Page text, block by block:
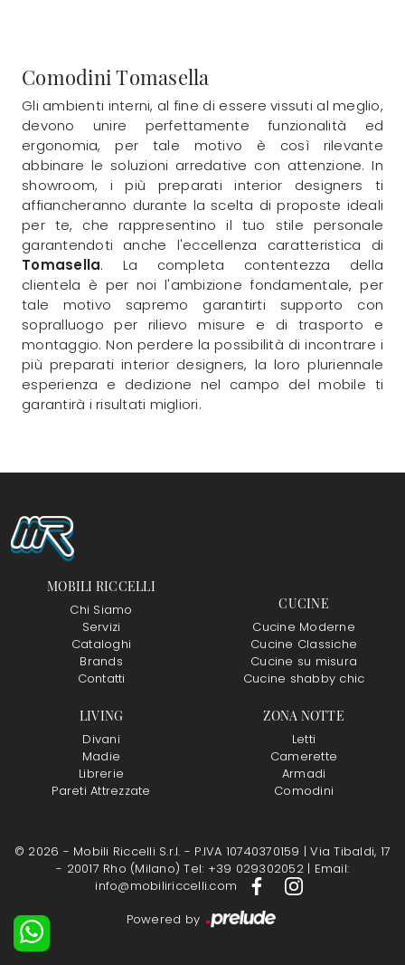
Comodini Tomasella
Gli ambienti interni, al fine di essere vissuti al meglio,
devono unire perfettamente funzionalità ed
ergonomia, per tale motivo è così rilevante
abbinare le soluzioni arredative con attenzione. In
showroom, i più preparati interior designers ti
affiancheranno durante la scelta di proposte ideali
per te, che rappresentino il tuo stile personale
garantendoti anche l'eccellenza caratteristica di
Tomasella. La completa contentezza della
clientela è per noi l'ambizione fondamentale, per
tale motivo sapremo garantirti supporto con
sopralluogo per rilievo misure e di trasporto e
montaggio. Non perdere la possibilità di incontrare i
più preparati interior designers, la loro pluriennale
esperienza e dedizione nel campo del mobile ti
garantirà i risultati migliori.
MOBILI RICCELLI
Chi Siamo
Servizi
Cataloghi
Brands
Contatti
CUCINE
Cucine Moderne
Cucine Classiche
Cucine su misura
Cucine shabby chic
LIVING
Divani
Madie
Librerie
Pareti Attrezzate
ZONA NOTTE
Letti
Camerette
Armadi
Comodini
© 2026 - Mobili Riccelli S.r.l. - P.IVA 10740370159 |Via Tibaldi, 17
- 20017 Rho (Milano) Tel: +39 029302052 | Email:
info@mobiliriccelli.com
Powered by